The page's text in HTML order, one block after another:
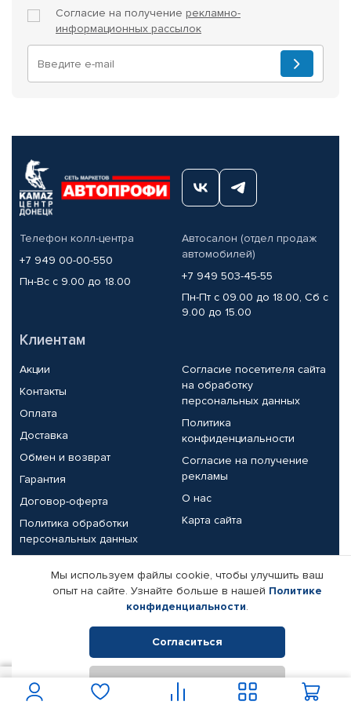
Согласие на получение рекламно-
информационных рассылок
Телефон колл-центра
+7 949 00-00-550
Пн-Вс с 9.00 до 18.00
Автосалон (отдел продаж
автомобилей)
+7 949 503-45-55
Пн-Пт с 09.00 до 18.00, Сб с
9.00 до 15.00
Клиентам
Акции
Контакты
Оплата
Доставка
Обмен и возврат
Гарантия
Договор-оферта
Политика обработки
персональных данных
Согласие посетителя сайта
на обработку
персональных данных
Политика
конфиденциальности
Согласие на получение
рекламы
О нас
Карта сайта
Партнерам
Корпоративным клиентам
Поставщикам
Реквизиты компании
© КАМАЗ ЦЕНТР ДОНЕЦК, 2015-2026. Все права защищены.
Интернет-магазин автомобильных товаров Автопрофи.
Мы используем файлы cookie, чтобы улучшить ваш
опыт на сайте. Узнайте больше в нашей Политике
конфиденциальности.
Согласиться
Отклонить
В корзину